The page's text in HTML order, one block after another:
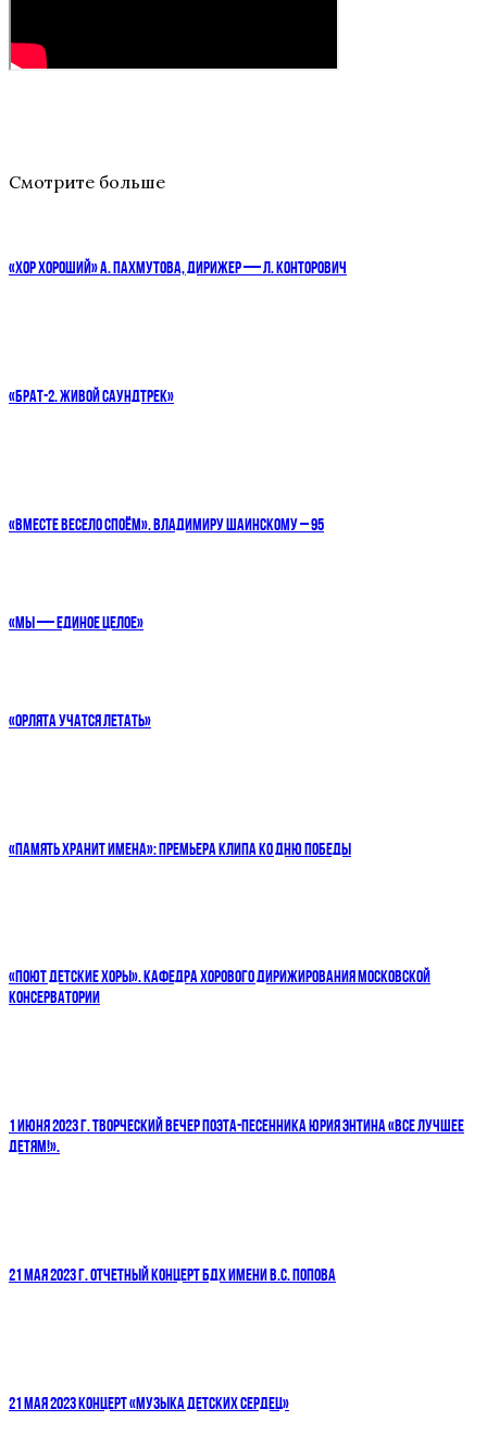
Смотрите больше
«ХОР ХОРОШИЙ» А. ПАХМУТОВА, ДИРИЖЕР — Л. КОНТОРОВИЧ
«БРАТ-2. ЖИВОЙ САУНДТРЕК»
«ВМЕСТЕ ВЕСЕЛО СПОЁМ». ВЛАДИМИРУ ШАИНСКОМУ – 95
«МЫ — ЕДИНОЕ ЦЕЛОЕ»
«ОРЛЯТА УЧАТСЯ ЛЕТАТЬ»
«ПАМЯТЬ ХРАНИТ ИМЕНА»: ПРЕМЬЕРА КЛИПА КО ДНЮ ПОБЕДЫ
«ПОЮТ ДЕТСКИЕ ХОРЫ». КАФЕДРА ХОРОВОГО ДИРИЖИРОВАНИЯ МОСКОВСКОЙ
КОНСЕРВАТОРИИ
1 ИЮНЯ 2023 Г. ТВОРЧЕСКИЙ ВЕЧЕР ПОЭТА-ПЕСЕННИКА ЮРИЯ ЭНТИНА «ВСЕ ЛУЧШЕЕ
ДЕТЯМ!».
21 МАЯ 2023 Г. ОТЧЕТНЫЙ КОНЦЕРТ БДХ ИМЕНИ В.С. ПОПОВА
21 МАЯ 2023 КОНЦЕРТ «МУЗЫКА ДЕТСКИХ СЕРДЕЦ»